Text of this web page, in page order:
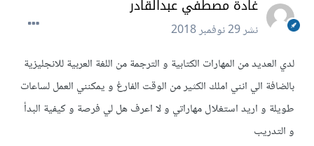
غادة مصطفي عبدالقادر
نشر29 نوفمبر 2018
لدي العديد من المهارات الكتابية و الترجمة من اللغة العربية للانجليزية
بالضافة الي انني املك الكثير من الوقت الفارغ و يمكنني العمل لساعات
طويلة و اريد استغلال مهاراتي و لا اعرف هل لي فرصة و كيفية البدأ
و التدريب